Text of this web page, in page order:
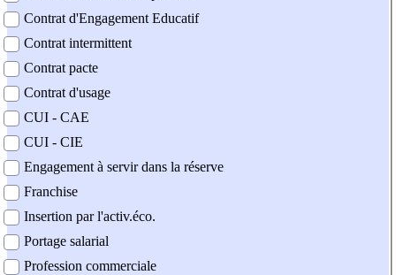
Contrat d'Engagement Educatif
Contrat intermittent
Contrat pacte
Contrat d'usage
CUI - CAE
CUI - CIE
Engagement à servir dans la réserve
Franchise
Insertion par l'activ.éco.
Portage salarial
Profession commerciale